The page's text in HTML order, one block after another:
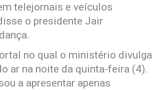
telejornais e veículos
o presidente Jair
no qual o ministério divulga
ar na noite da quinta-feira (4).
a apresentar apenas